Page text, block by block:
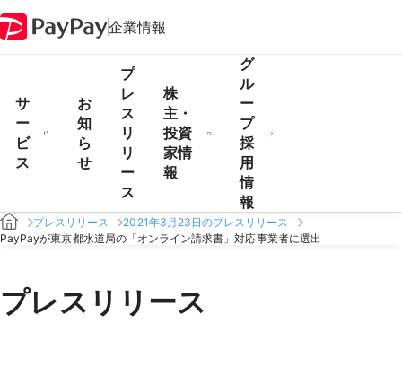
企業情報
サ
ー
ビ
ス
お
知
ら
せ
プ
レ
ス
リ
リ
ー
ス
株
主・
投資
家情
報
グ
ル
ー
プ
採
用
情
報
プレスリリース
2021年3月23日のプレスリリース
PayPayが東京都水道局の「オンライン請求書」対応事業者に選出
プレスリリース